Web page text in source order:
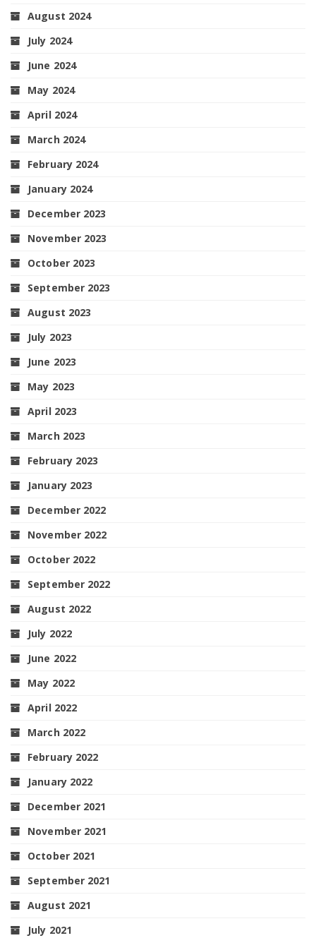
August 2024
July 2024
June 2024
May 2024
April 2024
March 2024
February 2024
January 2024
December 2023
November 2023
October 2023
September 2023
August 2023
July 2023
June 2023
May 2023
April 2023
March 2023
February 2023
January 2023
December 2022
November 2022
October 2022
September 2022
August 2022
July 2022
June 2022
May 2022
April 2022
March 2022
February 2022
January 2022
December 2021
November 2021
October 2021
September 2021
August 2021
July 2021